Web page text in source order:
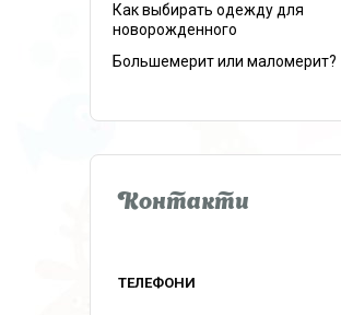
Как выбирать одежду для
новорожденного
Большемерит или маломерит?
Контакти